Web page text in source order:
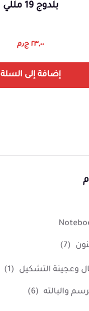
بلدوج 19 مللي
٢٣,٠٠ ج٫م
إضافة إلى السلة
(7)
وعجينة التشكيل (1)
والبالته (6)